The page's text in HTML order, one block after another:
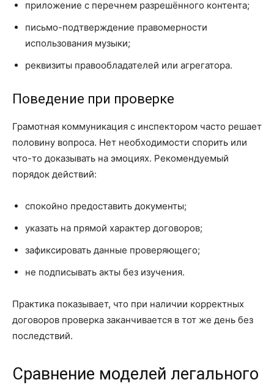
приложение с перечнем разрешённого контента;
письмо-подтверждение правомерности
использования музыки;
реквизиты правообладателей или агрегатора.
Поведение при проверке
Грамотная коммуникация с инспектором часто решает
половину вопроса. Нет необходимости спорить или
что-то доказывать на эмоциях. Рекомендуемый
порядок действий:
спокойно предоставить документы;
указать на прямой характер договоров;
зафиксировать данные проверяющего;
не подписывать акты без изучения.
Практика показывает, что при наличии корректных
договоров проверка заканчивается в тот же день без
последствий.
Сравнение моделей легального